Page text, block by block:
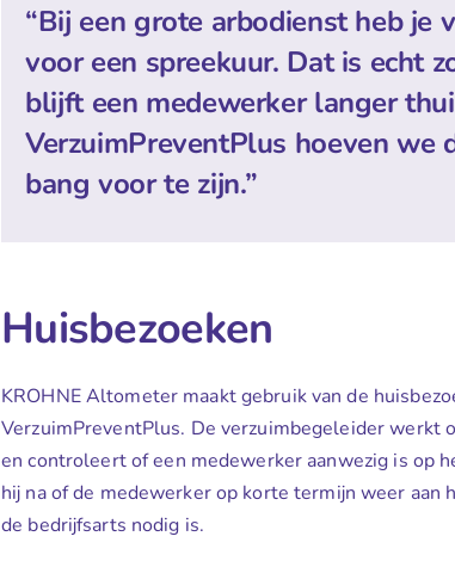
“Bij een grote arbodienst heb je
voor een spreekuur. Dat is echt
blijft een medewerker langer
VerzuimPreventPlus hoeven we
bang voor te zijn.”
Huisbezoeken
KROHNE Altometer maakt gebruik van de
VerzuimPreventPlus. De verzuimbegeleider werkt
en controleert of een medewerker aanwezig is op
hij na of de medewerker op korte termijn weer aan
de bedrijfsarts nodig is.